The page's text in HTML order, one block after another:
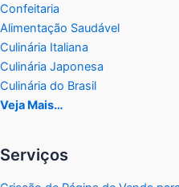
Confeitaria
Alimentação Saudável
Culinária Italiana
Culinária Japonesa
Culinária do Brasil
Veja Mais…
Serviços